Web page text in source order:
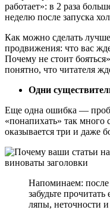
работает»: в 2 раза
неделю после запуска
Как можно сделать
продвижения: что вас
Почему не стоит
понятно, что читателя
Одни
Еще одна ошибка —
«понапихать» так много
оказывается три и даже
Напоминаем: после
забудьте
ляпы, неточности и